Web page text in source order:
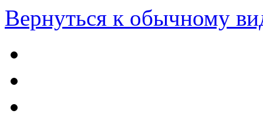
Вернуться к обычному